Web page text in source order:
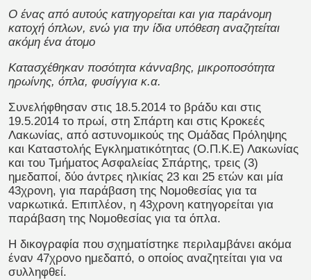
Ο ένας από αυτούς κατηγορείται και για παράνομη
κατοχή όπλων, ενώ για την ίδια υπόθεση αναζητείται
ακόμη ένα άτομο
Κατασχέθηκαν ποσότητα κάνναβης, μικροποσότητα
ηρωίνης, όπλα, φυσίγγια κ.α.
Συνελήφθησαν στις 18.5.2014 το βράδυ και στις
19.5.2014 το πρωί, στη Σπάρτη και στις Κροκεές
Λακωνίας, από αστυνομικούς της Ομάδας Πρόληψης
και Καταστολής Εγκληματικότητας (Ο.Π.Κ.Ε) Λακωνίας
και του Τμήματος Ασφαλείας Σπάρτης, τρεις (3)
ημεδαποί, δύο άντρες ηλικίας 23 και 25 ετών και μία
43χρονη, για παράβαση της Νομοθεσίας για τα
ναρκωτικά. Επιπλέον, η 43χρονη κατηγορείται για
παράβαση της Νομοθεσίας για τα όπλα.
Η δικογραφία που σχηματίστηκε περιλαμβάνει ακόμα
έναν 47χρονο ημεδαπό, ο οποίος αναζητείται για να
συλληφθεί.